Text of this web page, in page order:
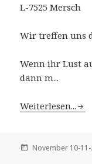
L-7525 Mersch
Wir treffen uns
Wenn ihr Lust
dann m...
Weiterlesen...
November 10-